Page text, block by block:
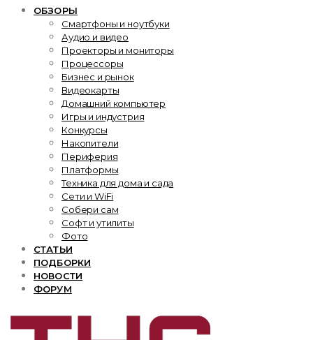
ОБЗОРЫ
Смартфоны и ноутбуки
Аудио и видео
Проекторы и мониторы
Процессоры
Бизнес и рынок
Видеокарты
Домашний компьютер
Игры и индустрия
Конкурсы
Накопители
Периферия
Платформы
Техника для дома и сада
Сети и WiFi
Собери сам
Софт и утилиты
Фото
СТАТЬИ
ПОДБОРКИ
НОВОСТИ
ФОРУМ